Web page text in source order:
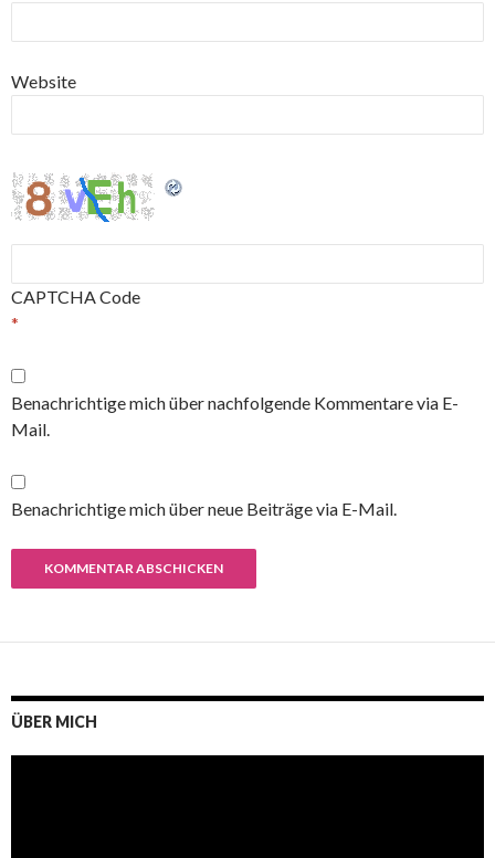
Website
CAPTCHA Code
*
Benachrichtige mich über nachfolgende Kommentare via E-
Mail.
Benachrichtige mich über neue Beiträge via E-Mail.
ÜBER MICH